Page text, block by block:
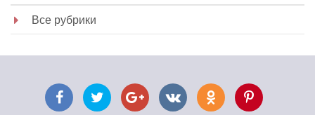
Все рубрики